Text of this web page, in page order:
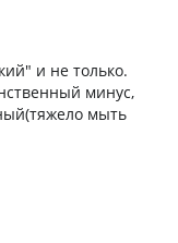
и не только.
минус,
мыть